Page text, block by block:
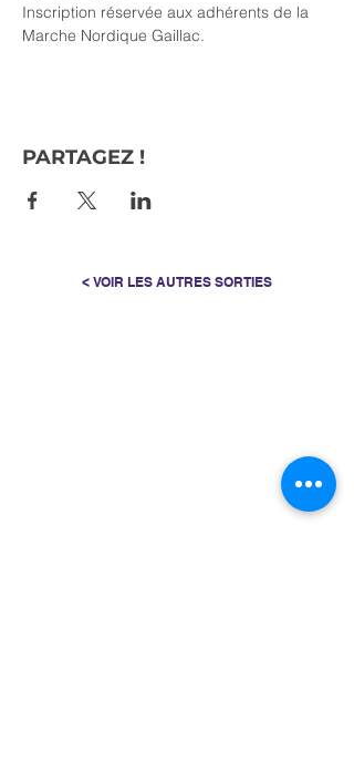
Inscription réservée aux adhérents de la
Marche Nordique Gaillac.
PARTAGEZ !
< VOIR LES AUTRES SORTIES